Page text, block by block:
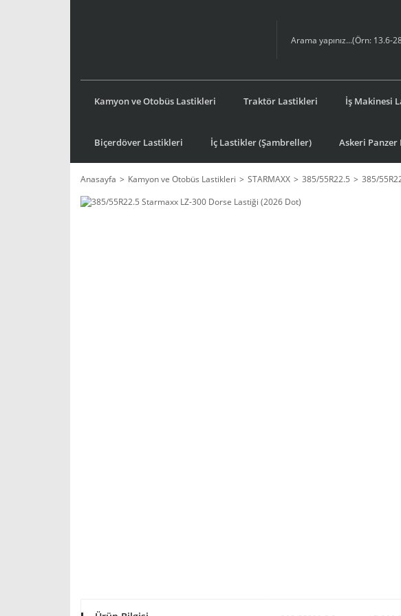
Kamyon ve Otobüs Lastikleri Traktör Lastikleri İş Makinesi
Biçerdöver Lastikleri İç Lastikler (Şambreller) Askeri
Anasayfa Kamyon ve Otobüs Lastikleri STARMAXX 385/55R22.5
385/